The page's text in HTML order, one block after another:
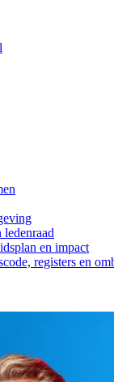
en impact
registers en